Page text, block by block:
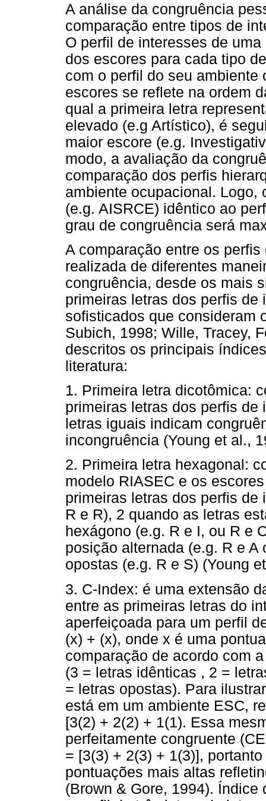
A análise da congruência
comparação entre tipos de
O perfil de interesses de
dos escores para cada tipo
com o perfil do seu
escores se reflete na ordem
qual a primeira letra
elevado (e.g Artístico), é
maior escore (e.g.
modo, a avaliação da
comparação dos perfis
ambiente ocupacional. Logo,
(e.g. AISRCE) idêntico ao
grau de congruência será
A comparação entre os
realizada de diferentes
congruência, desde os mais
primeiras letras dos perfis
sofisticados que consideram
Subich, 1998; Wille, Tracey,
descritos os principais
literatura:
1. Primeira letra dicotômica:
primeiras letras dos perfis
letras iguais indicam
incongruência (Young et al.,
2. Primeira letra hexagonal:
modelo RIASEC e os
primeiras letras dos perfis
R e R), 2 quando as letras
hexágono (e.g. R e I, ou R e
posição alternada (e.g. R e
opostas (e.g. R e S) (Young
3. C-Index: é uma extensão
entre as primeiras letras do
aperfeiçoada para um perfil
(x) + (x), onde x é uma
comparação de acordo com
(3 = letras idênticas , 2 =
= letras opostas). Para
está em um ambiente ESC,
[3(2) + 2(2) + 1(1). Essa
perfeitamente congruente
= [3(3) + 2(3) + 1(3)],
pontuações mais altas
(Brown & Gore, 1994).